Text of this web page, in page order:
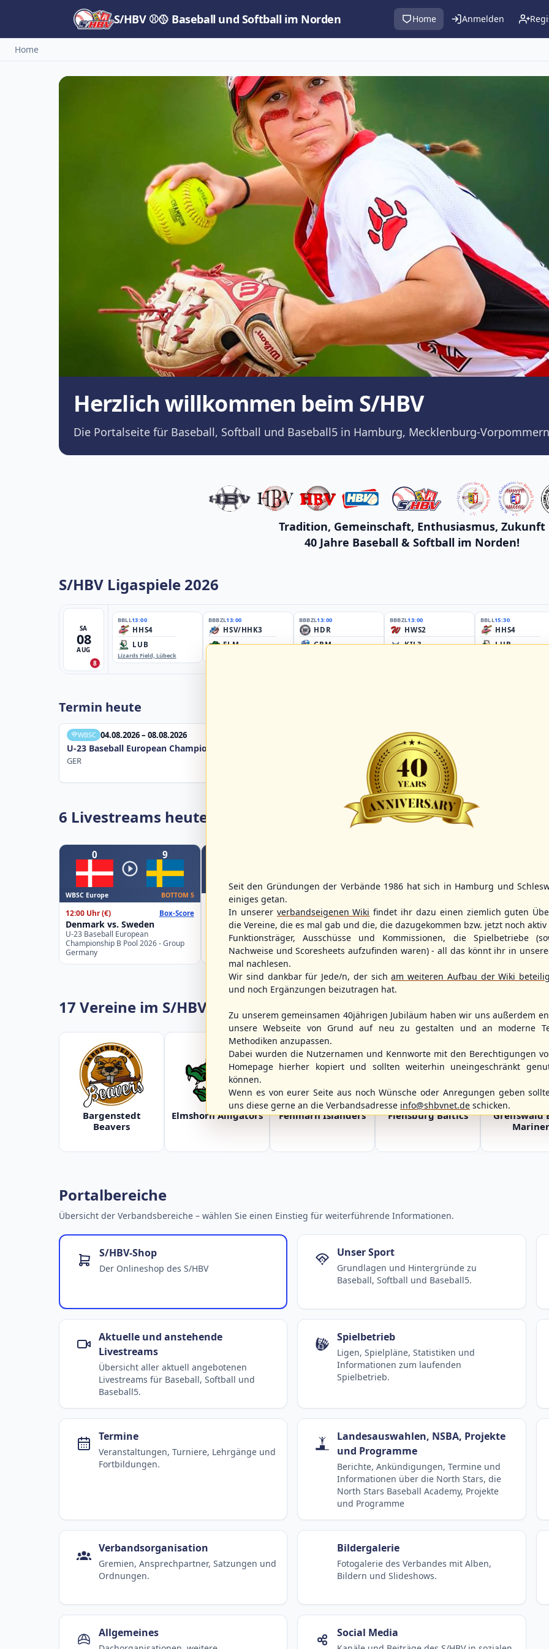
S/HBV ⚾🥎 Baseball und Softball im Norden Home Anmelden
Home
Herzlich willkommen beim S/HBV
Die Portalseite für Baseball, Softball und Baseball5 in Hamburg, Mecklenburg-
Tradition, Gemeinschaft, Enthusiasmus, Zukunft
40 Jahre Baseball & Softball im Norden!
S/HBV Ligaspiele 2026
SA
08
AUG
8
BBLL13:00
HHS4
LUB
Lizards Field, Lübeck
BBBZL13:00
HSV/HHK3
ELM
BBBZL13:00
HDR
GBM
BBBZL13:00
HWS2
KIL3
BBLL15:30
HHS4
LUB
Termin heute
WBSC 04.08.2026 – 08.08.2026
U-23 Baseball European Championship B Pool 2026 - Group Germany
GER
6 Livestreams heute
0 9
WBSC Europe BOTTOM 5
12:00 Uhr(€) Box-Score
Denmark vs. Sweden
U-23 Baseball European
Championship B Pool 2026 - Group
Germany
WBSC Europe
15:00 Uhr(€)
Greece vs. Spain
U-23 Baseball European
Championship B Pool 2026 - Group
WBSC Europe
Poland vs. Lithuania
U-23 Baseball European
Championship B Pool 2026 - Group
Germany
WBSC Europe
11:30 Uhr(€)
Slovakia vs.
U-23 Baseball
Championship B
Spain
17 Vereine im S/HBV
Bargenstedt
Beavers
Elmshorn Alligators Fehmarn Islanders Flensburg Baltics
Greifswald
Portalbereiche
Übersicht der Verbandsbereiche – wählen Sie einen Einstieg für weiterführende Informationen.
S/HBV-Shop
Der Onlineshop des S/HBV
Unser Sport
Grundlagen und Hintergründe zu
Baseball, Softball und Baseball5.
Aktuelle und anstehende
Livestreams
Übersicht aller aktuell angebotenen
Livestreams für Baseball, Softball und
Baseball5.
Spielbetrieb
Ligen, Spielpläne, Statistiken und
Informationen zum laufenden
Spielbetrieb.
Termine
Veranstaltungen, Turniere, Lehrgänge und
Fortbildungen.
Landesauswahlen, NSBA, Projekte
und Programme
Berichte, Ankündigungen, Termine und
Informationen über die North Stars, die
North Stars Baseball Academy, Projekte
und Programme
Verbandsorganisation
Gremien, Ansprechpartner, Satzungen und
Ordnungen.
Bildergalerie
Fotogalerie des Verbandes mit Alben,
Bildern und Slideshows.
Allgemeines Social Media
Seit den Gründungen der Verbände 1986 hat sich in Hamburg und
einiges getan.
In unserer verbandseigenen Wiki findet ihr dazu einen ziemlich guten
die Vereine, die es mal gab und die, die dazugekommen bzw. jetzt noch aktiv
Funktionsträger, Ausschüsse und Kommissionen, die Spielbetriebe
Nachweise und Scoresheets aufzufinden waren) - all das könnt ihr in
mal nachlesen.
Wir sind dankbar für Jede/n, der sicham weiteren Aufbau der Wiki
und noch Ergänzungen beizutragen hat.
Zu unserem gemeinsamen 40jährigen Jubiläum haben wir uns außerdem
unsere Webseite von Grund auf neu zu gestalten und an moderne
Methodiken anzupassen.
Dabei wurden die Nutzernamen und Kennworte mit den Berechtigungen
Homepage hierher kopiert und sollten weiterhin uneingeschränkt
können.
Wenn es von eurer Seite aus noch Wünsche oder Anregungen geben
uns diese gerne an die Verbandsadresse info@shbvnet.de schicken.